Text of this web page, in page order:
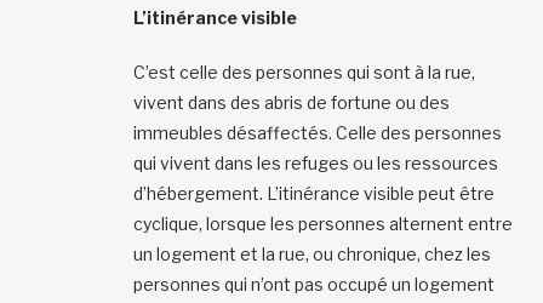
L’itinérance visible
C’est celle des personnes qui sont à la rue,
vivent dans des abris de fortune ou des
immeubles désaffectés. Celle des personnes
qui vivent dans les refuges ou les ressources
d’hébergement. L’itinérance visible peut être
cyclique, lorsque les personnes alternent entre
un logement et la rue, ou chronique, chez les
personnes qui n’ont pas occupé un logement